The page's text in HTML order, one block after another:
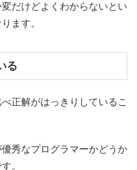
だけどよくわからないとい
ます。
る
正解がはっきりしているこ
秀なプログラマーかどうか
。